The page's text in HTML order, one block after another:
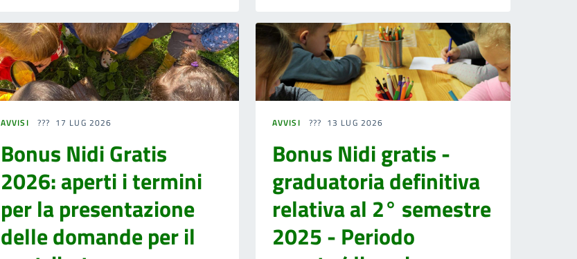
AVVISI 17 LUG 2026
Bonus Nidi Gratis
2026: aperti i termini
per la presentazione
delle domande per il
AVVISI 13 LUG 2026
Bonus Nidi gratis -
graduatoria definitiva
relativa al 2° semestre
2025 - Periodo